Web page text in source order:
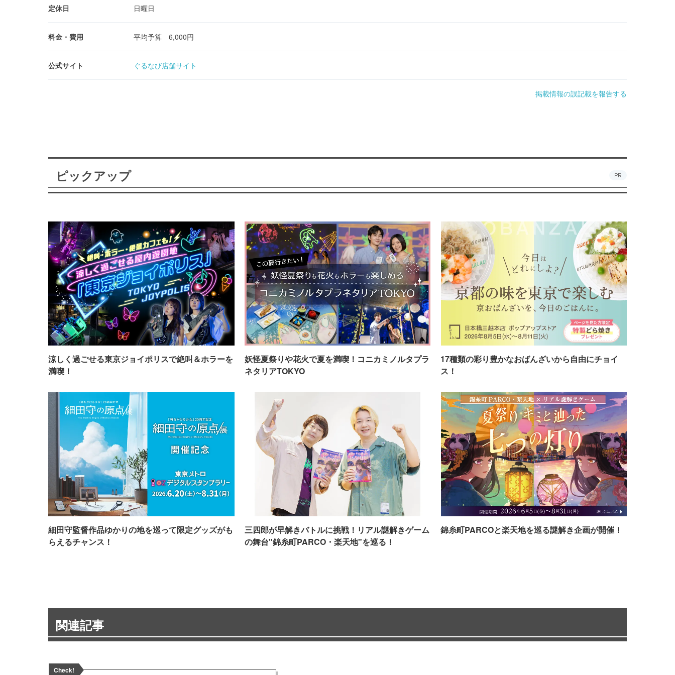
定休日 日曜日
料金・費用 平均予算 6,000円
公式サイト ぐるなび店舗サイト
掲載情報の誤記載を報告する
ピックアップ PR
涼しく過ごせる東京ジョイポリスで絶叫＆ホラーを
満喫！
妖怪夏祭りや花火で夏を満喫！コニカミノルタプラ
ネタリアTOKYO
17種類の彩り豊かなおばんざいから自由にチョイ
ス！
細田守監督作品ゆかりの地を巡って限定グッズがも
らえるチャンス！
三四郎が早解きバトルに挑戦！リアル謎解きゲーム
の舞台"錦糸町PARCO・楽天地"を巡る！
錦糸町PARCOと楽天地を巡る謎解き企画が開催！
関連記事
Check!